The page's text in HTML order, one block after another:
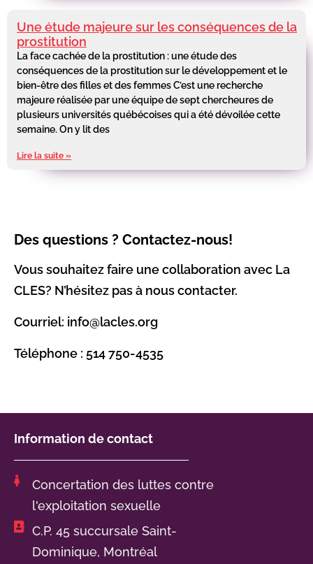
Une étude majeure sur les conséquences de la
prostitution
La face cachée de la prostitution : une étude des
conséquences de la prostitution sur le développement et le
bien-être des filles et des femmes C’est une recherche
majeure réalisée par une équipe de sept chercheures de
plusieurs universités québécoises qui a été dévoilée cette
semaine. On y lit des
Lire la suite »
Des questions ? Contactez-nous!
Vous souhaitez faire une collaboration avec La
CLES? N’hésitez pas à nous contacter.
Courriel: info@lacles.org
Téléphone : 514 750-4535
Information de contact
Concertation des luttes contre
l'exploitation sexuelle
C.P. 45 succursale Saint-
Dominique, Montréal